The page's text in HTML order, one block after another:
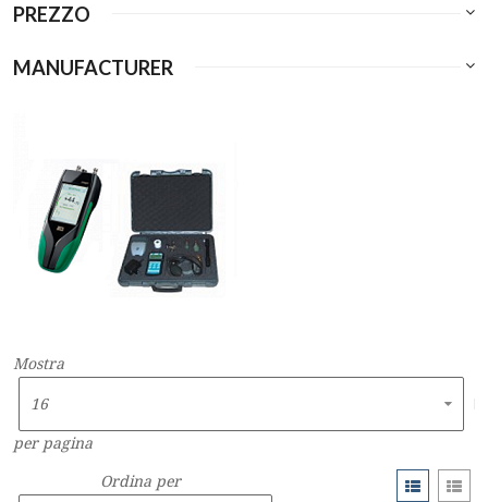
PREZZO
MANUFACTURER
Mostra
per pagina
Ordina per